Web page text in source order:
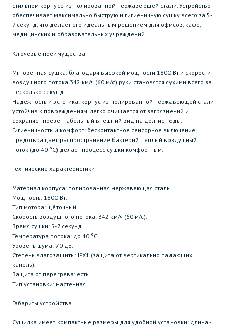
стильном корпусе из полированной нержавеющей стали. Устройство
обеспечивает максимально быструю и гигиеничную сушку всего за 5-
7 секунд, что делает его идеальным решением для офисов, кафе,
медицинских и образовательных учреждений.
Ключевые преимущества
Мгновенная сушка: благодаря высокой мощности 1800 Вт и скорости
воздушного потока 342 км/ч (60 м/с) руки становятся сухими всего за
несколько секунд.
Надежность и эстетика: корпус из полированной нержавеющей стали
устойчив к повреждениям, легко очищается от загрязнений и
сохраняет презентабельный внешний вид на долгие годы.
Гигиеничность и комфорт: бесконтактное сенсорное включение
предотвращает распространение бактерий. Тёплый воздушный
поток (до 40 °C) делает процесс сушки комфортным.
Технические характеристики
Материал корпуса: полированная нержавеющая сталь.
Мощность: 1800 Вт.
Тип мотора: щёточный.
Скорость воздушного потока: 342 км/ч (60 м/с).
Время сушки: 5-7 секунд.
Температура потока: до 40 °C.
Уровень шума: 70 дБ.
Степень влагозащиты: IPX1 (защита от вертикально падающих
капель).
Защита от перегрева: есть.
Тип установки: настенная.
Габариты устройства
Сушилка имеет компактные размеры для удобной установки: длина -